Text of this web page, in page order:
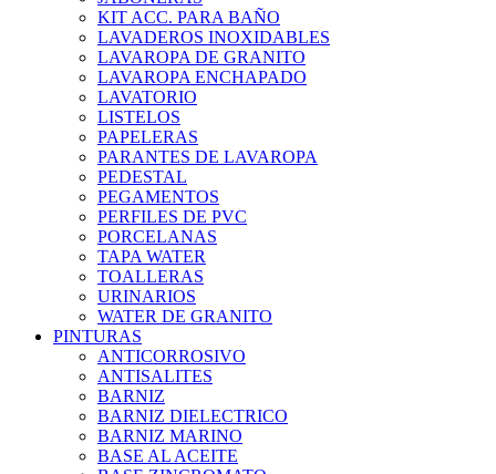
KIT ACC. PARA BAÑO
LAVADEROS INOXIDABLES
LAVAROPA DE GRANITO
LAVAROPA ENCHAPADO
LAVATORIO
LISTELOS
PAPELERAS
PARANTES DE LAVAROPA
PEDESTAL
PEGAMENTOS
PERFILES DE PVC
PORCELANAS
TAPA WATER
TOALLERAS
URINARIOS
WATER DE GRANITO
PINTURAS
ANTICORROSIVO
ANTISALITES
BARNIZ
BARNIZ DIELECTRICO
BARNIZ MARINO
BASE AL ACEITE